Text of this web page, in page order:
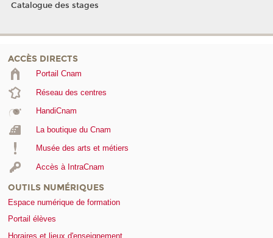
Catalogue des stages
ACCÈS DIRECTS
Portail Cnam
Réseau des centres
HandiCnam
La boutique du Cnam
Musée des arts et métiers
Accès à IntraCnam
OUTILS NUMÉRIQUES
Espace numérique de formation
Portail élèves
Horaires et lieux d'enseignement